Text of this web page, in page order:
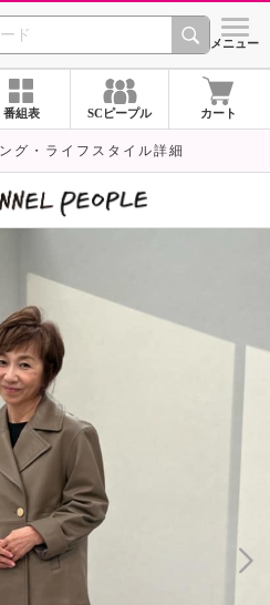
CHANNEL シメニュー
番組表 SCピープル カート
グ・ライフスタイル詳細